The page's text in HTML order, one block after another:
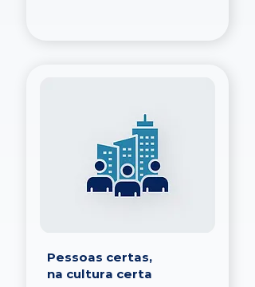
Pessoas certas,
na cultura certa